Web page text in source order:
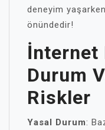
deneyim
önündedir!
İnternet
Durum
Riskler
Yasal Durum: